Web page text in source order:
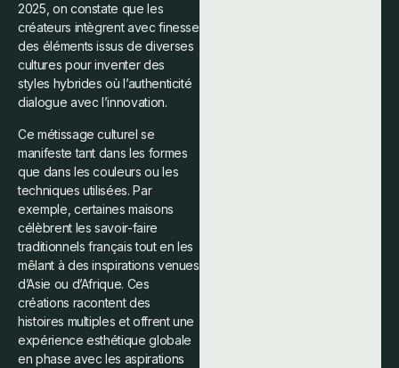
2025, on constate que les
créateurs intègrent avec finesse
des éléments issus de diverses
cultures pour inventer des
styles hybrides où l’authenticité
dialogue avec l’innovation.
Ce métissage culturel se
manifeste tant dans les formes
que dans les couleurs ou les
techniques utilisées. Par
exemple, certaines maisons
célèbrent les savoir-faire
traditionnels français tout en les
mêlant à des inspirations venues
d’Asie ou d’Afrique. Ces
créations racontent des
histoires multiples et offrent une
expérience esthétique globale
en phase avec les aspirations